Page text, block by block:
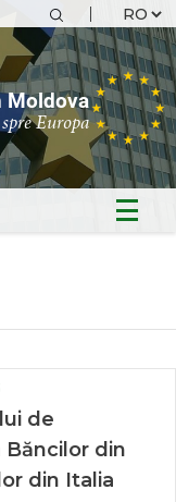
Moldova
Europa
de
din
din Italia